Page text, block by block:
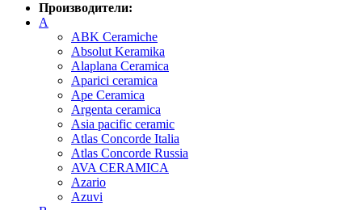
Производители:
A
ABK Ceramiche
Absolut Keramika
Alaplana Ceramica
Aparici ceramica
Ape Ceramica
Argenta ceramica
Asia pacific ceramic
Atlas Concorde Italia
Atlas Concorde Russia
AVA CERAMICA
Azario
Azuvi